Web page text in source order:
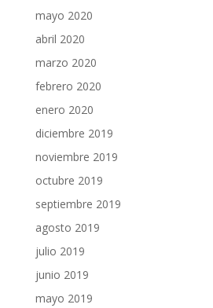
mayo 2020
abril 2020
marzo 2020
febrero 2020
enero 2020
diciembre 2019
noviembre 2019
octubre 2019
septiembre 2019
agosto 2019
julio 2019
junio 2019
mayo 2019